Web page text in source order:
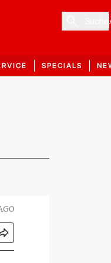
SPECIALS